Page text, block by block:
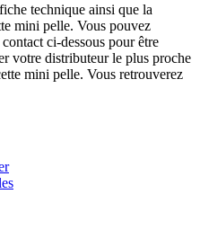
technique ainsi que la
mini pelle. Vous pouvez
ci-dessous pour être
votre distributeur le plus proche
mini pelle. Vous retrouverez